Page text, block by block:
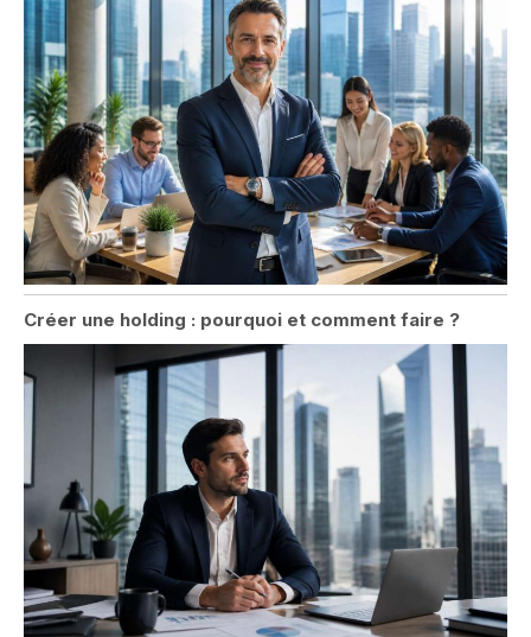
Créer une holding : pourquoi et comment faire ?